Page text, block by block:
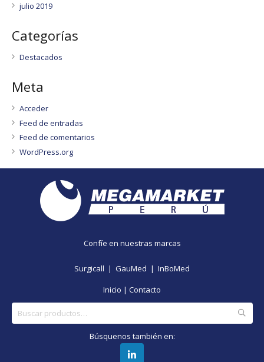
julio 2019
Categorías
Destacados
Meta
Acceder
Feed de entradas
Feed de comentarios
WordPress.org
Confíe en nuestras marcas
Surgicall | GauMed | InBoMed
Inicio | Contacto
por:
Búsquenos también en: